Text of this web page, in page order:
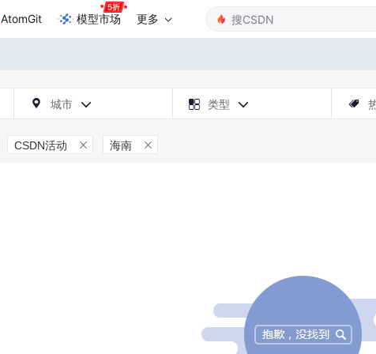
AtomGit 模型市场 更多
 城市   类型  
CSDN活动  海南 